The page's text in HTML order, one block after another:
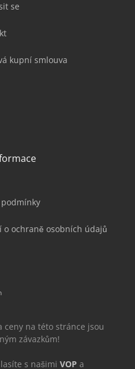
se
kupní smlouva
o ochraně osobních údajů
ceny na této stránce jsou
závazkům!
s našimi VOP a